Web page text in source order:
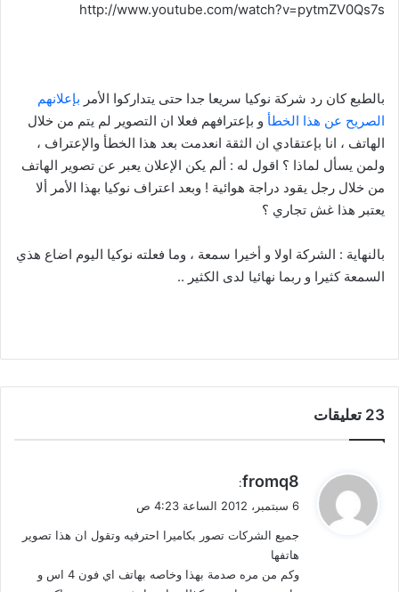
http://www.youtube.com/watch?v=pytmZV0Qs7s
بالطبع كان رد شركة نوكيا سريعا جدا حتى يتداركوا الأمر بإعلانهم
الصريح عن هذا الخطأ و بإعترافهم فعلا ان التصوير لم يتم من خلال
الهاتف ، انا بإعتقادي ان الثقة انعدمت بعد هذا الخطأ والإعتراف ،
ولمن يسأل لماذا ؟ اقول له : ألم يكن الإعلان يعبر عن تصوير الهاتف
من خلال رجل يقود دراجة هوائية ! وبعد اعتراف نوكيا بهذا الأمر ألا
يعتبر هذا غش تجاري ؟
بالنهاية : الشركة اولا و أخيرا سمعة ، وما فعلته نوكيا اليوم اضاع هذي
السمعة كثيرا و ربما نهائيا لدى الكثير ..
‫23 تعليقات
ي
ل
fromq8
:
6 سبتمبر، 2012 الساعة 4:23 ص
جميع الشركات تصور بكاميرا احترفيه وتقول ان هذا تصوير
هاتفها
وكم من مره صدمة بهذا وخاصه بهاتف اي فون 4 اس و